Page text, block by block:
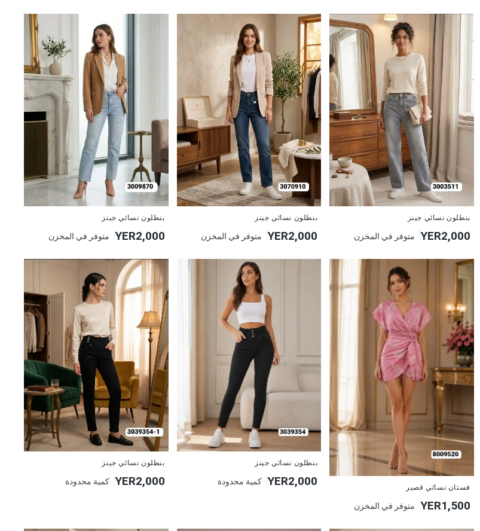
بنطلون نسائي جينز
YER2,000 متوفر في المخزن
بنطلون نسائي جينز
YER2,000 متوفر في المخزن
بنطلون نسائي جينز
YER2,000 متوفر في المخزن
فستان نسائي قصير
YER1,500 متوفر في المخزن
بنطلون نسائي جينز
YER2,000 كمية محدودة
بنطلون نسائي جينز
YER2,000 كمية محدودة